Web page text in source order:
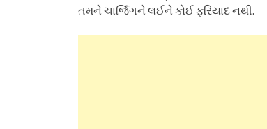
તમને ચાર્જિંગને લઈને કોઈ ફરિયાદ નથી.